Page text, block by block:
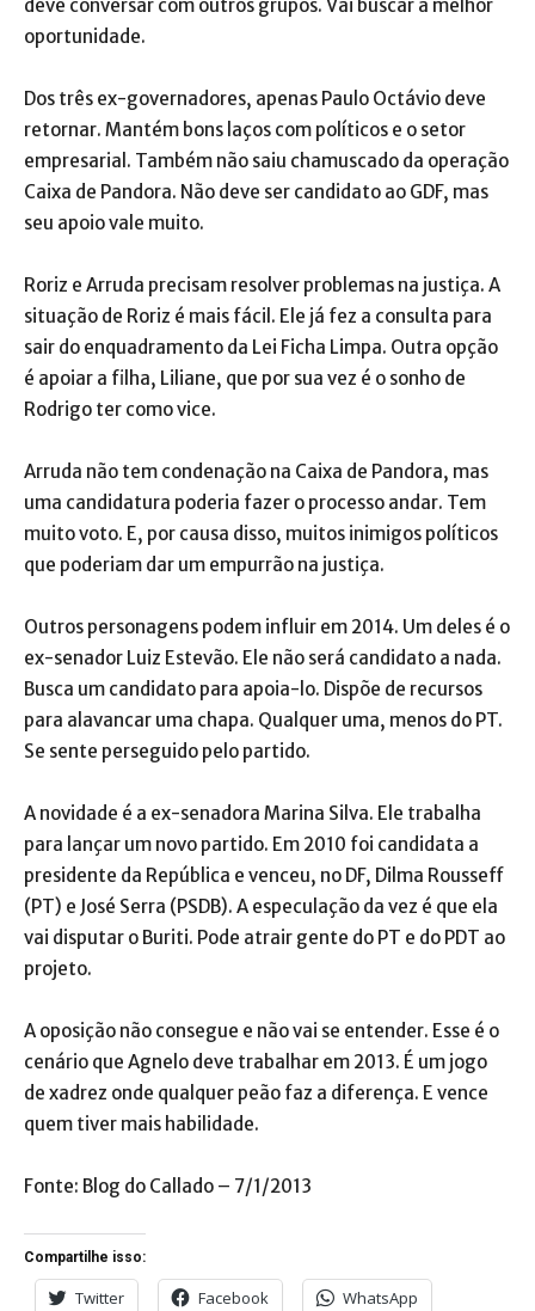
deve conversar com outros grupos. Vai buscar a melhor
oportunidade.
Dos três ex-governadores, apenas Paulo Octávio deve
retornar. Mantém bons laços com políticos e o setor
empresarial. Também não saiu chamuscado da operação
Caixa de Pandora. Não deve ser candidato ao GDF, mas
seu apoio vale muito.
Roriz e Arruda precisam resolver problemas na justiça. A
situação de Roriz é mais fácil. Ele já fez a consulta para
sair do enquadramento da Lei Ficha Limpa. Outra opção
é apoiar a filha, Liliane, que por sua vez é o sonho de
Rodrigo ter como vice.
Arruda não tem condenação na Caixa de Pandora, mas
uma candidatura poderia fazer o processo andar. Tem
muito voto. E, por causa disso, muitos inimigos políticos
que poderiam dar um empurrão na justiça.
Outros personagens podem influir em 2014. Um deles é o
ex-senador Luiz Estevão. Ele não será candidato a nada.
Busca um candidato para apoia-lo. Dispõe de recursos
para alavancar uma chapa. Qualquer uma, menos do PT.
Se sente perseguido pelo partido.
A novidade é a ex-senadora Marina Silva. Ele trabalha
para lançar um novo partido. Em 2010 foi candidata a
presidente da República e venceu, no DF, Dilma Rousseff
(PT) e José Serra (PSDB). A especulação da vez é que ela
vai disputar o Buriti. Pode atrair gente do PT e do PDT ao
projeto.
A oposição não consegue e não vai se entender. Esse é o
cenário que Agnelo deve trabalhar em 2013. É um jogo
de xadrez onde qualquer peão faz a diferença. E vence
quem tiver mais habilidade.
Fonte: Blog do Callado – 7/1/2013
Compartilhe isso:
Twitter Facebook WhatsApp